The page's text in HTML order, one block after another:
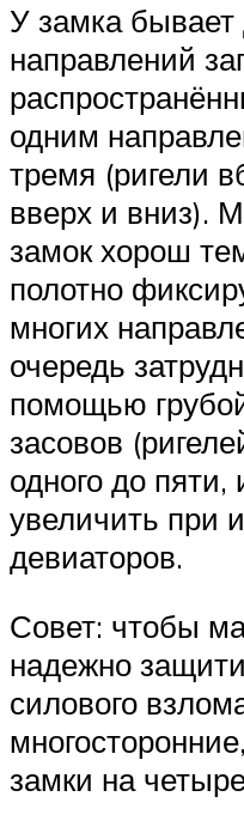
У замка бывает
направлений
одним
тремя (ригели
вверх и вниз).
замок хорош
полотно
многих
очередь
помощью
засовов
одного до
увеличить при
девиаторов.
Совет: чтобы
надежно
силового
замки на